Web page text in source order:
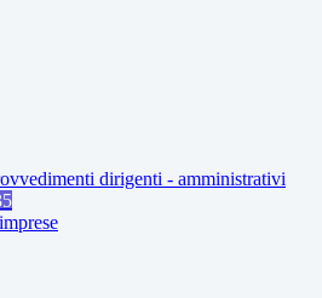
dirigenti - amministrativi